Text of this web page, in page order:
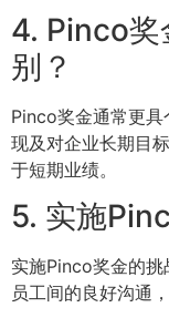
4. Pinco奖
别？
Pinco奖金通常更
现及对企业长期目
于短期业绩。
5. 实施
实施Pinco奖金的
员工间的良好沟通